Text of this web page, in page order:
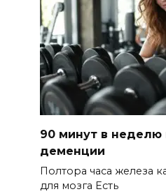
90 минут в неделю
деменции
Полтора часа железа
для мозга Есть